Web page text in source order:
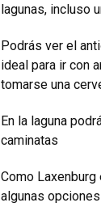
lagunas, incluso
Podrás ver el
ideal para ir con
tomarse una
En la laguna
caminatas
Como Laxenburg
algunas